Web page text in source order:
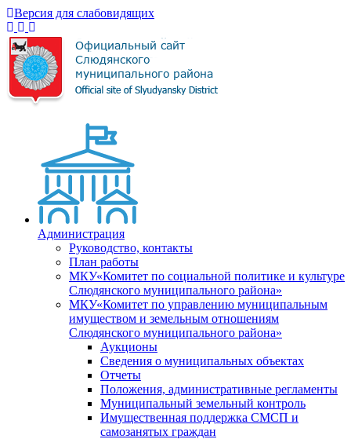
Версия для слабовидящих
Администрация
Руководство, контакты
План работы
МКУ«Комитет по социальной политике и культуре
Слюдянского муниципального района»
МКУ«Комитет по управлению муниципальным
имуществом и земельным отношениям
Слюдянского муниципального района»
Аукционы
Сведения о муниципальных объектах
Отчеты
Положения, административные регламенты
Муниципальный земельный контроль
Имущественная поддержка СМСП и
самозанятых граждан